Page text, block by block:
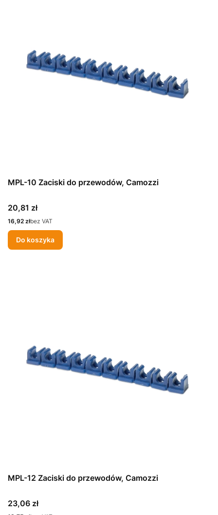
MPL-10 Zaciski do przewodów, Camozzi
Cena
20,81 zł
Cena
16,92 złbez VAT
Do koszyka
MPL-12 Zaciski do przewodów, Camozzi
Cena
23,06 zł